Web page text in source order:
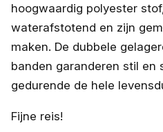
hoogwaardig polyester
waterafstotend en zijn
maken. De dubbele
banden garanderen stil en
gedurende de hele
Fijne reis!